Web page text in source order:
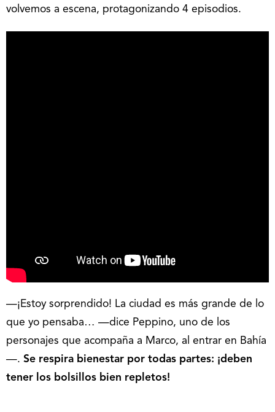
volvemos a escena, protagonizando 4 episodios.
—¡Estoy sorprendido! La ciudad es más grande de lo
que yo pensaba… —dice Peppino, uno de los
personajes que acompaña a Marco, al entrar en Bahía
—. Se respira bienestar por todas partes: ¡deben
tener los bolsillos bien repletos!